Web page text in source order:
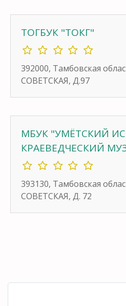
ТОГБУК "ТОКГ"
392000, Тамбовская
СОВЕТСКАЯ, Д.97
МБУК "УМЁТСКИЙ
КРАЕВЕДЧЕСКИЙ
393130, Тамбовская
СОВЕТСКАЯ, Д. 72